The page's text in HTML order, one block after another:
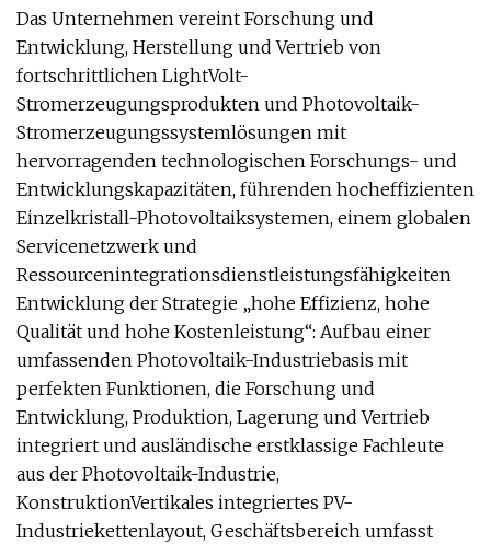
Das Unternehmen vereint Forschung und
Entwicklung, Herstellung und Vertrieb von
fortschrittlichen LightVolt-
Stromerzeugungsprodukten und Photovoltaik-
Stromerzeugungssystemlösungen mit
hervorragenden technologischen Forschungs- und
Entwicklungskapazitäten, führenden hocheffizienten
Einzelkristall-Photovoltaiksystemen, einem globalen
Servicenetzwerk und
Ressourcenintegrationsdienstleistungsfähigkeiten
Entwicklung der Strategie „hohe Effizienz, hohe
Qualität und hohe Kostenleistung“: Aufbau einer
umfassenden Photovoltaik-Industriebasis mit
perfekten Funktionen, die Forschung und
Entwicklung, Produktion, Lagerung und Vertrieb
integriert und ausländische erstklassige Fachleute
aus der Photovoltaik-Industrie,
KonstruktionVertikales integriertes PV-
Industriekettenlayout, Geschäftsbereich umfasst